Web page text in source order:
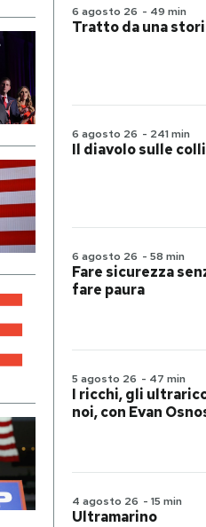
6 agosto 26 - 49 min
Tratto da una
6 agosto 26 - 241 min
Il diavolo sulle
6 agosto 26 - 58 min
Fare sicurezza
fare paura
5 agosto 26 - 47 min
I ricchi, gli
noi, con Evan
4 agosto 26 - 15 min
Ultramarino